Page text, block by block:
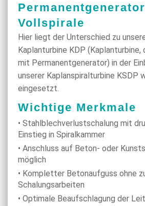
Vollspirale
Hier liegt der Unterschied zu
Kaplanturbine KDP
mit Permanentgenerator) in der
unserer Kaplanspiralturbine KSDP
eingesetzt.
Wichtige Merkmale
• Stahlblechverlustschalung mit
Einstieg in Spiralkammer
• Anschluss auf Beton- oder
möglich
• Kompletter Betonaufguss ohne
Schalungsarbeiten
• Optimale Beaufschlagung der